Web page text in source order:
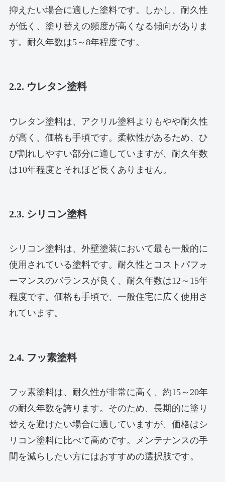
抑えたい場合に適した塗料です。しかし、耐久性
が低く、塗り替えの頻度が高くなる傾向がありま
す。耐久年数は5～8年程度です。
2.2. ウレタン塗料
ウレタン塗料は、アクリル塗料よりもやや耐久性
が高く、価格も手頃です。柔軟性があるため、ひ
び割れしやすい部分に適していますが、耐久年数
は10年程度とそれほど長くありません。
2.3. シリコン塗料
シリコン塗料は、外壁塗装において最も一般的に
使用されている塗料です。耐久性とコストパフォ
ーマンスのバランスが良く、耐久年数は12～15年
程度です。価格も手頃で、一般住宅に広く使用さ
れています。
2.4. フッ素塗料
フッ素塗料は、耐久性が非常に高く、約15～20年
の耐久年数を誇ります。そのため、長期的に塗り
替えを避けたい場合に適していますが、価格はシ
リコン塗料に比べて高めです。メンテナンスの手
間を減らしたい方にはおすすめの選択肢です。